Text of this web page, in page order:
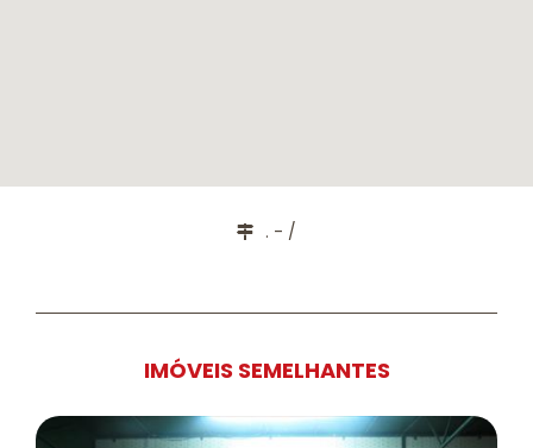
. - /
IMÓVEIS SEMELHANTES